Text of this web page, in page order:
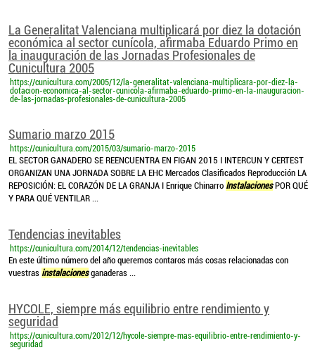
La Generalitat Valenciana multiplicará por diez la dotación
económica al sector cunícola, afirmaba Eduardo Primo en
la inauguración de las Jornadas Profesionales de
Cunicultura 2005
https://cunicultura.com/2005/12/la-generalitat-valenciana-multiplicara-por-diez-la-
dotacion-economica-al-sector-cunicola-afirmaba-eduardo-primo-en-la-inauguracion-
de-las-jornadas-profesionales-de-cunicultura-2005
Sumario marzo 2015
https://cunicultura.com/2015/03/sumario-marzo-2015
EL SECTOR GANADERO SE REENCUENTRA EN FIGAN 2015 I INTERCUN Y CERTEST
ORGANIZAN UNA JORNADA SOBRE LA EHC Mercados Clasificados Reproducción LA
REPOSICIÓN: EL CORAZÓN DE LA GRANJA I Enrique Chinarro InstalacionesPOR QUÉ
Y PARA QUÉ VENTILAR ...
Tendencias inevitables
https://cunicultura.com/2014/12/tendencias-inevitables
En este último número del año queremos contaros más cosas relacionadas con
vuestras instalacionesganaderas ...
HYCOLE, siempre más equilibrio entre rendimiento y
seguridad
https://cunicultura.com/2012/12/hycole-siempre-mas-equilibrio-entre-rendimiento-y-
seguridad